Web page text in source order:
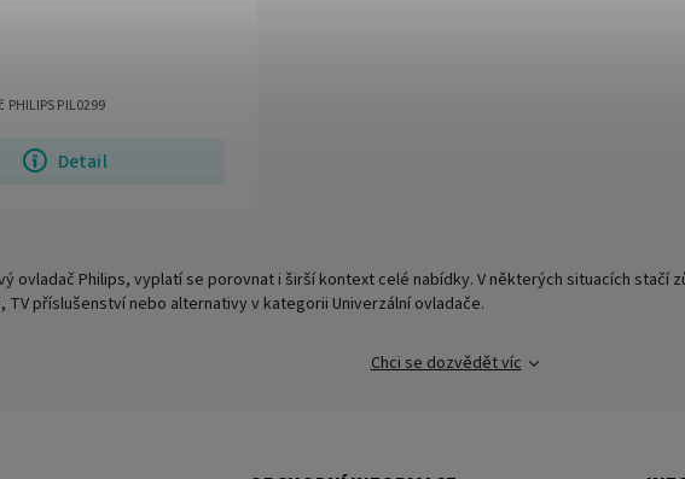
Detail
PIL0299
ovladač Philips, vyplatí se porovnat i širší kontext celé nabídky. V některých situacích stačí
TV příslušenství nebo alternativy v kategorii Univerzální ovladače.
Chci se dozvědět víc